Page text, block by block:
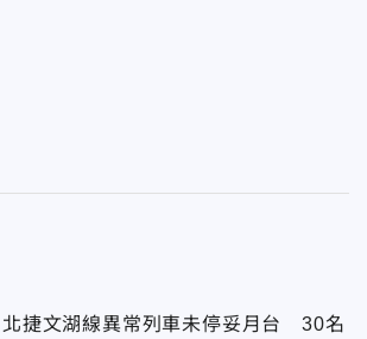
北捷文湖線異常列車未停妥月台 30名